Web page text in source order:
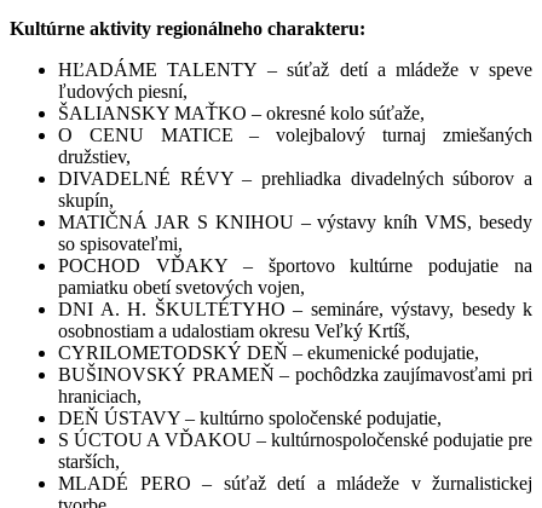
Kultúrne aktivity regionálneho charakteru:
HĽADÁME TALENTY – súťaž detí a mládeže v speve
ľudových piesní,
ŠALIANSKY MAŤKO – okresné kolo súťaže,
O CENU MATICE – volejbalový turnaj zmiešaných
družstiev,
DIVADELNÉ RÉVY – prehliadka divadelných súborov a
skupín,
MATIČNÁ JAR S KNIHOU – výstavy kníh VMS, besedy
so spisovateľmi,
POCHOD VĎAKY – športovo kultúrne podujatie na
pamiatku obetí svetových vojen,
DNI A. H. ŠKULTÉTYHO – semináre, výstavy, besedy k
osobnostiam a udalostiam okresu Veľký Krtíš,
CYRILOMETODSKÝ DEŇ – ekumenické podujatie,
BUŠINOVSKÝ PRAMEŇ – pochôdzka zaujímavosťami pri
hraniciach,
DEŇ ÚSTAVY – kultúrno spoločenské podujatie,
S ÚCTOU A VĎAKOU – kultúrnospoločenské podujatie pre
starších,
MLADÉ PERO – súťaž detí a mládeže v žurnalistickej